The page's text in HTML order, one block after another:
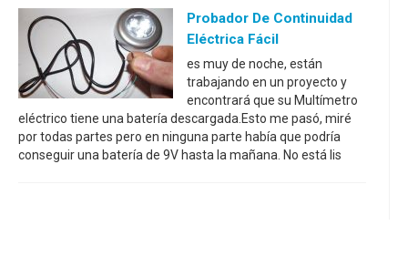
Probador De Continuidad
Eléctrica Fácil
es muy de noche, están
trabajando en un proyecto y
encontrará que su Multímetro
eléctrico tiene una batería descargada.Esto me pasó, miré
por todas partes pero en ninguna parte había que podría
conseguir una batería de 9V hasta la mañana. No está lis